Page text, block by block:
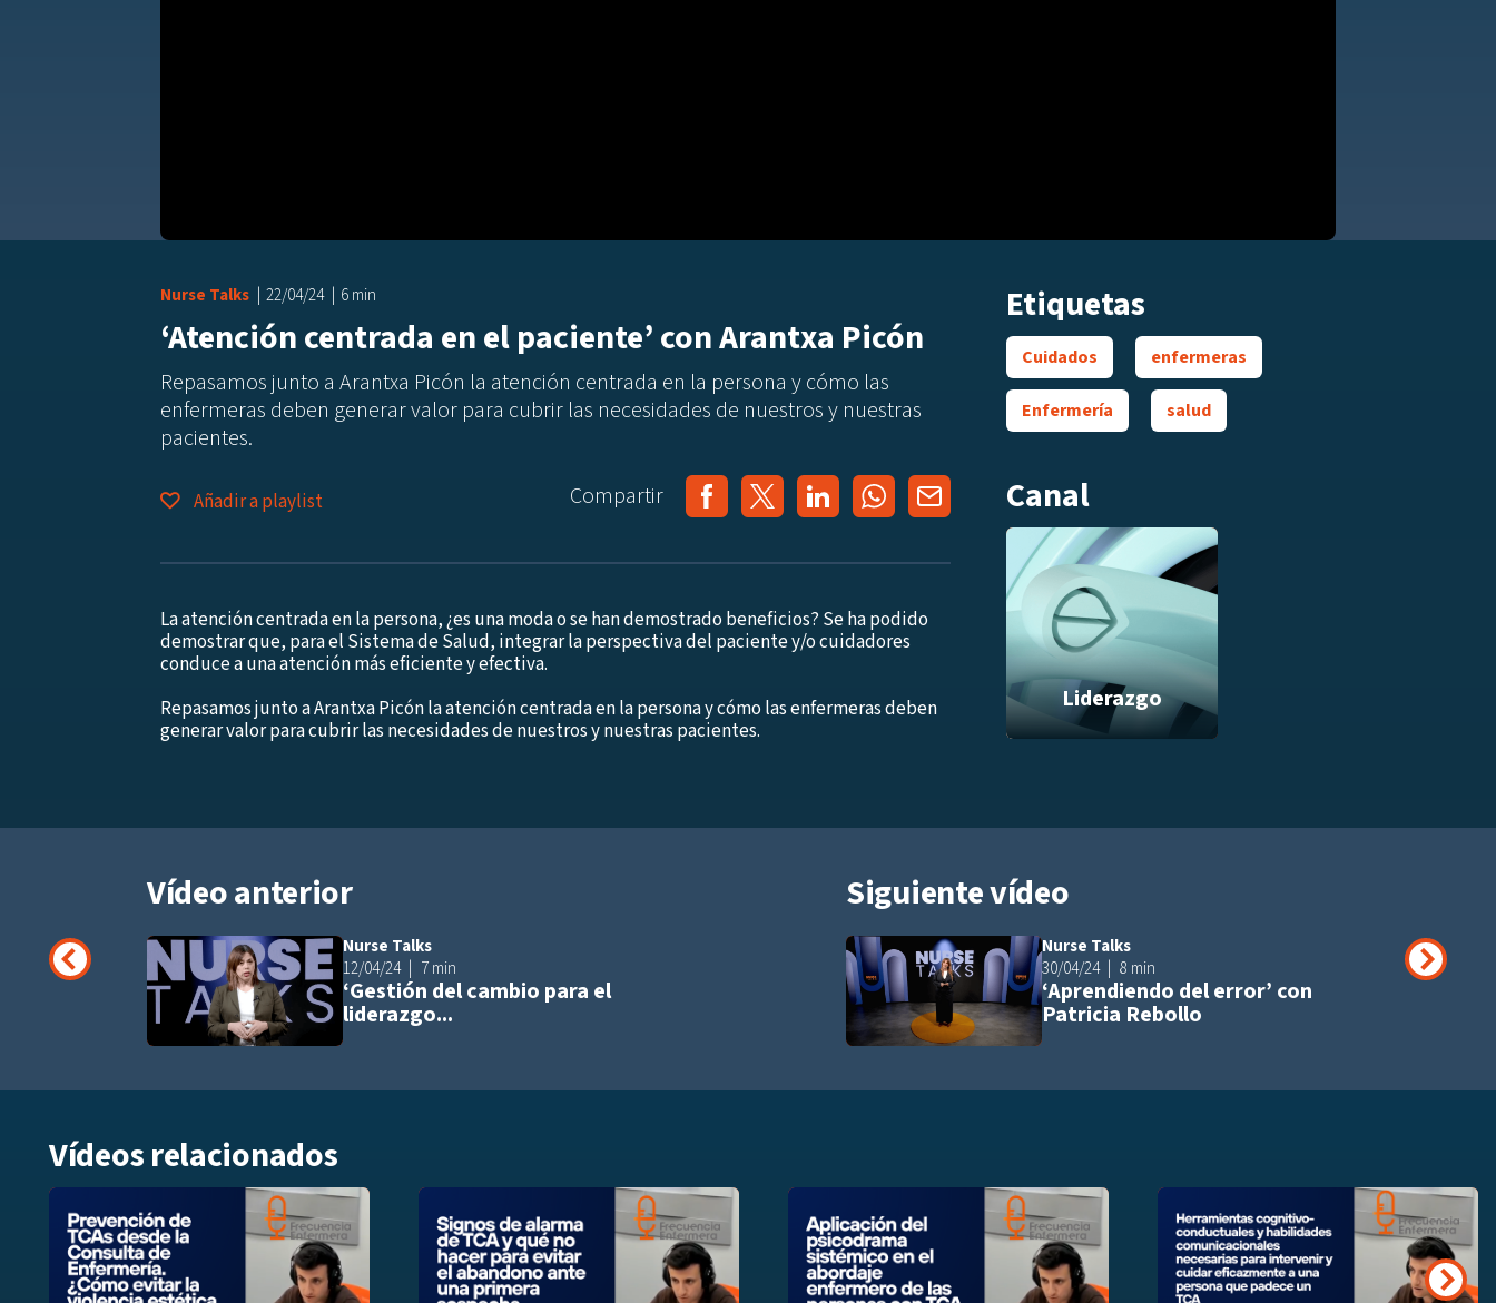
Nurse Talks 22/04/24 6 min
‘Atención centrada en el paciente’ con Arantxa Picón
Repasamos junto a Arantxa Picón la atención centrada en la persona y cómo las
enfermeras deben generar valor para cubrir las necesidades de nuestros y nuestras
pacientes.
Añadir a playlist Compartir
La atención centrada en la persona, ¿es una moda o se han demostrado beneficios? Se ha podido
demostrar que, para el Sistema de Salud, integrar la perspectiva del paciente y/o cuidadores
conduce a una atención más eficiente y efectiva.
Repasamos junto a Arantxa Picón la atención centrada en la persona y cómo las enfermeras deben
generar valor para cubrir las necesidades de nuestros y nuestras pacientes.
Etiquetas
Cuidados enfermeras
Enfermería salud
Canal
Liderazgo
Vídeo anterior
Nurse Talks
12/04/24
7 min
‘Gestión del cambio para el
liderazgo...
Siguiente vídeo
Añadir a
Nurse Talks
30/04/24
8 min
‘Aprendiendo del error’ con
Patricia Rebollo
Vídeos relacionados
Añadir a playlist Añadir a playlist Añadir a playlist